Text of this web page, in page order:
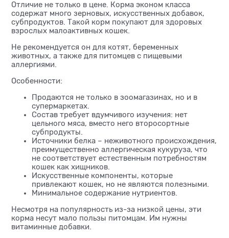
Отличие не только в цене. Корма эконом класса
содержат много зерновых, искусственных добавок,
субпродуктов. Такой корм покупают для здоровых
взрослых малоактивных кошек.
Не рекомендуется он для котят, беременных
животных, а также для питомцев с пищевыми
аллергиями.
Особенности:
Продаются не только в зоомагазинах, но и в
супермаркетах.
Состав требует вдумчивого изучения: нет
цельного мяса, вместо него второсортные
субпродукты.
Источники белка – неживотного происхождения,
преимущественно аллергическая кукуруза, что
не соответствует естественным потребностям
кошек как хищников.
Искусственные компоненты, которые
привлекают кошек, но не являются полезными.
Минимальное содержание нутриентов.
Несмотря на популярность из-за низкой цены, эти
корма несут мало пользы питомцам. Им нужны
витаминные добавки.